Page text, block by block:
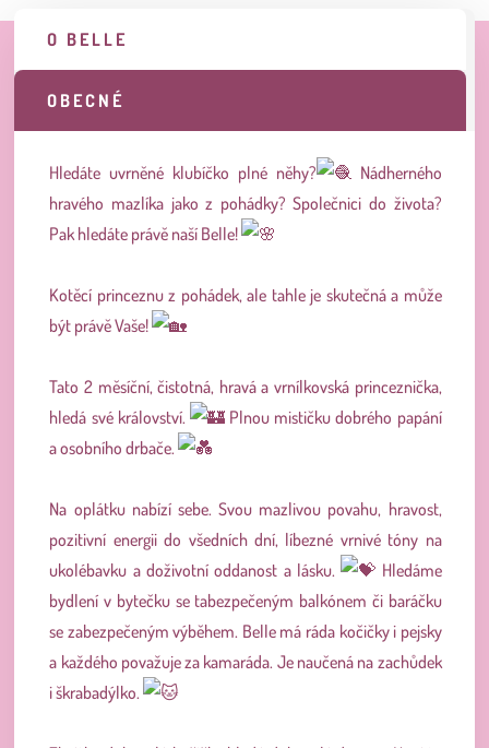
O BELLE
OBECNÉ
Hledáte uvrněné klubíčko plné něhy?
Nádherného
hravého mazlíka jako z pohádky? Společnici do života?
Pak hledáte právě naší Belle!
Kotěcí princeznu z pohádek, ale tahle je skutečná a může
být právě Vaše!
Tato 2 měsíční, čistotná, hravá a vrnílkovská princeznička,
hledá své království.
Plnou mističku dobrého papání
a osobního drbače.
Na oplátku nabízí sebe. Svou mazlivou povahu, hravost,
pozitivní energii do všedních dní, líbezné vrnivé tóny na
ukolébavku a doživotní oddanost a lásku.
Hledáme
bydlení v bytečku se tabezpečeným balkónem či baráčku
se zabezpečeným výběhem. Belle má ráda kočičky i pejsky
a každého považuje za kamaráda. Je naučená na zachůdek
i škrabadýlko.